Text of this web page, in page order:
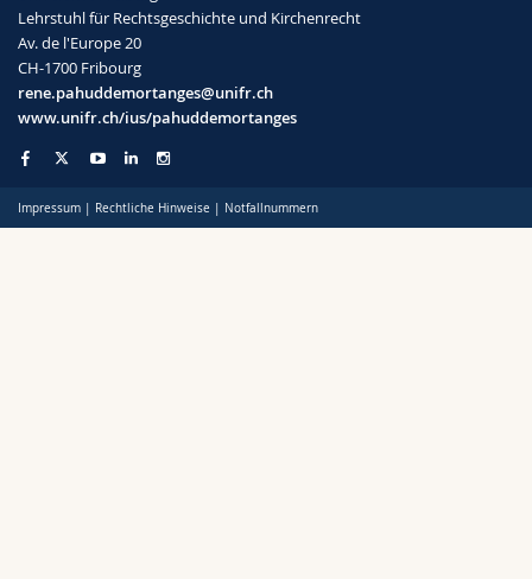
Lehrstuhl für Rechtsgeschichte und Kirchenrecht
Av. de l'Europe 20
CH-1700 Fribourg
rene.pahuddemortanges@unifr.ch
www.unifr.ch/ius/pahuddemortanges
Impressum | Rechtliche Hinweise | Notfallnummern